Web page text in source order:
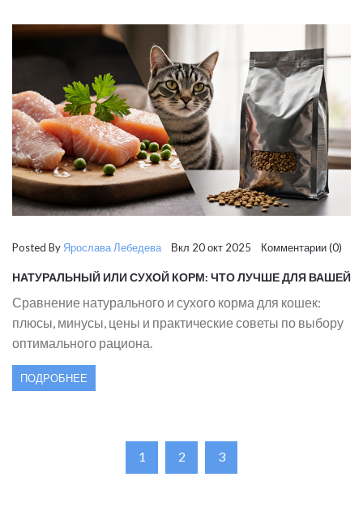
Posted By Ярослава Лебедева Вкл 20 окт 2025 Комментарии (0)
НАТУРАЛЬНЫЙ ИЛИ СУХОЙ КОРМ: ЧТО ЛУЧШЕ ДЛЯ ВАШЕЙ
Сравнение натурального и сухого корма для кошек:
плюсы, минусы, цены и практические советы по выбору
оптимального рациона.
ПОДРОБНЕЕ
1 2 3